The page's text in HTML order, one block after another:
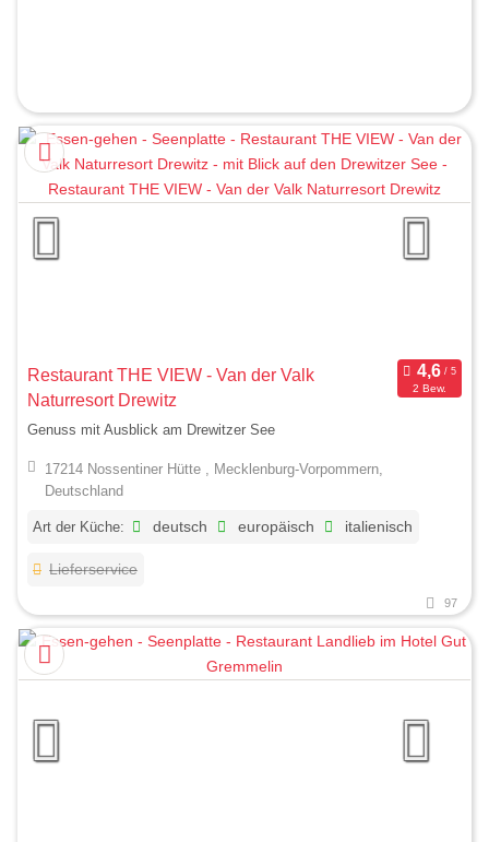
Restaurant THE VIEW - Van der Valk
Naturresort Drewitz
2 Bew.
Genuss mit Ausblick am Drewitzer See
17214 Nossentiner Hütte , Mecklenburg-Vorpommern,
Deutschland
Art der Küche: deutsch europäisch italienisch
Lieferservice
97